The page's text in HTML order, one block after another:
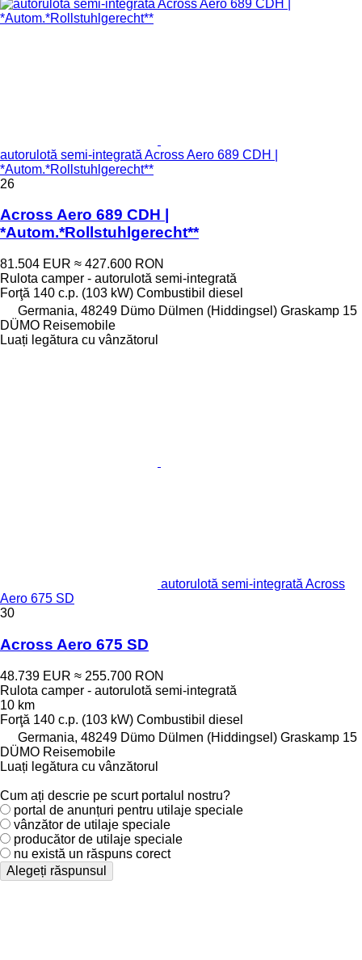
autorulotă semi-integrată Across Aero 689 CDH |
*Autom.*Rollstuhlgerecht**
26
Across Aero 689 CDH |
*Autom.*Rollstuhlgerecht**
81.504 EUR ≈ 427.600 RON
Rulota camper - autorulotă semi-integrată
Forţă 140 c.p. (103 kW) Combustibil diesel
Germania, 48249 Dümo Dülmen (Hiddingsel) Graskamp 15
DÜMO Reisemobile
Luați legătura cu vânzătorul
autorulotă semi-integrată Across
Aero 675 SD
30
Across Aero 675 SD
48.739 EUR ≈ 255.700 RON
Rulota camper - autorulotă semi-integrată
10 km
Forţă 140 c.p. (103 kW) Combustibil diesel
Germania, 48249 Dümo Dülmen (Hiddingsel) Graskamp 15
DÜMO Reisemobile
Luați legătura cu vânzătorul
Cum ați descrie pe scurt portalul nostru?
portal de anunțuri pentru utilaje speciale
vânzător de utilaje speciale
producător de utilaje speciale
nu există un răspuns corect
Alegeți răspunsul